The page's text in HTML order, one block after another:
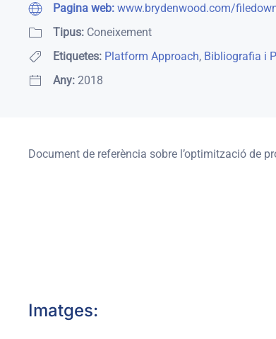
Pagina web: www.brydenwood.com/
Tipus: Coneixement
Etiquetes: Platform Approach, Bibliografia i
Any: 2018
Document de referència sobre l’optimització de
Imatges: